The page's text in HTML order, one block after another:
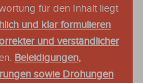
für den Inhalt liegt
und klar formulieren
und verständlicher
Beleidigungen,
sowie Drohungen